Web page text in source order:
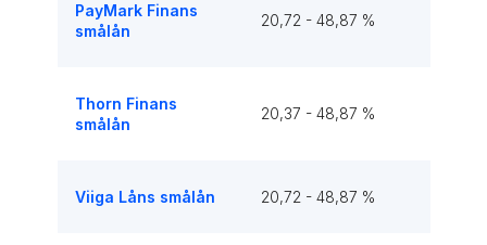
PayMark Finans
smålån
20,72 - 48,87 %
Thorn Finans
smålån
20,37 - 48,87 %
Viiga Låns smålån 20,72 - 48,87 %